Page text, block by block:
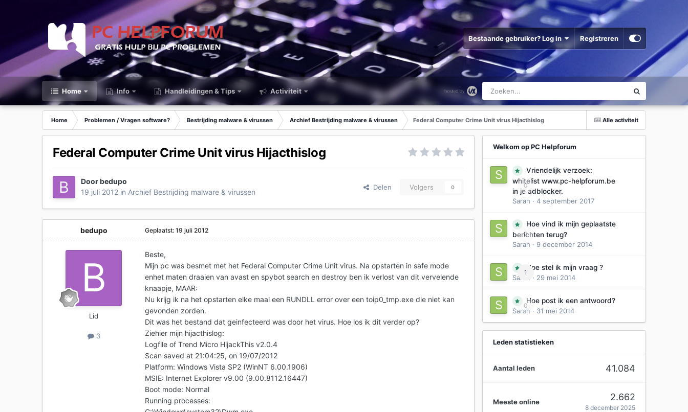
Bestaande gebruiker? Log in Registreren
Home Info Handleidingen & Tips Activiteit
Alle activiteit
Home Problemen / Vragen software? Bestrijding malware & virussen Archief Bestrijding malware & virussen Federal Computer Crime Unit virus Hijacthislog
Federal Computer Crime Unit virus Hijacthislog
Doorbedupo
19 juli 2012 in Archief Bestrijding malware & virussen
Delen Volgers 0
bedupo
Lid
3
Geplaatst:19 juli 2012
Beste,
Mijn pc was besmet met het Federal Computer Crime Unit virus. Na opstarten in safe mode
enhet maten draaien van avast en spybot search en destroy ben ik verlost van dit vervelende
knaapje, MAAR:
Nu krijg ik na het opstarten elke maal een RUNDLL error over een toip0_tmp.exe die niet kan
gevonden zorden.
Dit was het bestand dat geinfecteerd was door het virus. Hoe los ik dit verder op?
Ziehier mijn hijacthislog:
Logfile of Trend Micro HijackThis v2.0.4
Scan saved at 21:04:25, on 19/07/2012
Platform: Windows Vista SP2 (WinNT 6.00.1906)
MSIE: Internet Explorer v9.00 (9.00.8112.16447)
Boot mode: Normal
Running processes:
Welkom op PC Helpforum
0
Vriendelijk verzoek:
whitelist www.pc-helpforum.be
in je adblocker.
Sarah · 4 september 2017
0
Hoe vind ik mijn geplaatste
berichten terug?
Sarah · 9 december 2014
1
Hoe stel ik mijn vraag ?
Sarah
· 29 mei 2014
0
Hoe post ik een antwoord?
Sarah · 31 mei 2014
Leden statistieken
Aantal leden 41.084
Meeste online 2.662
8 december 2025